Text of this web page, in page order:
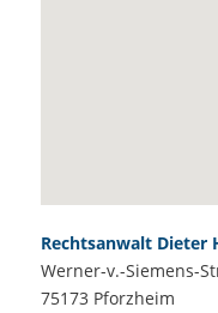
Rechtsanwalt Dieter
Werner-v.-Siemens-
75173 Pforzheim